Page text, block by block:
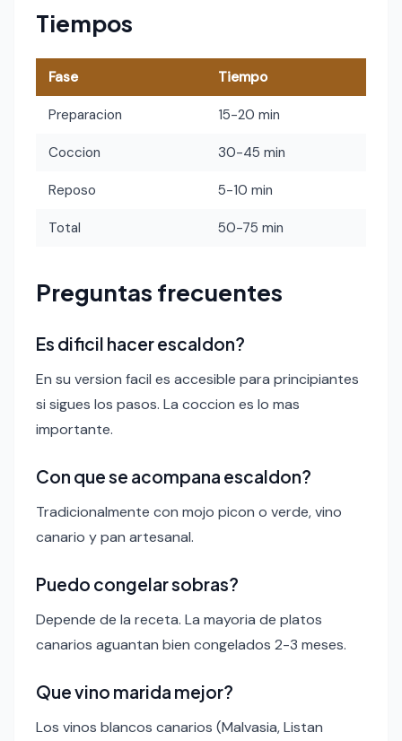
Tiempos
Fase Tiempo
Preparacion 15-20 min
Coccion 30-45 min
Reposo 5-10 min
Total 50-75 min
Preguntas frecuentes
Es dificil hacer escaldon?
En su version facil es accesible para principiantes
si sigues los pasos. La coccion es lo mas
importante.
Con que se acompana escaldon?
Tradicionalmente con mojo picon o verde, vino
canario y pan artesanal.
Puedo congelar sobras?
Depende de la receta. La mayoria de platos
canarios aguantan bien congelados 2-3 meses.
Que vino marida mejor?
Los vinos blancos canarios (Malvasia, Listan